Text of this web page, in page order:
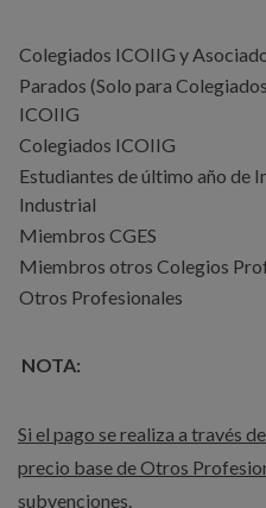
Colegiados ICOIIG y
Parados (Solo para
ICOIIG
Colegiados ICOIIG
Estudiantes de último año de
Industrial
Miembros CGES
Miembros otros Colegios
Otros Profesionales
NOTA:
Si el pago se realiza a través
precio base de Otros
subvenciones.